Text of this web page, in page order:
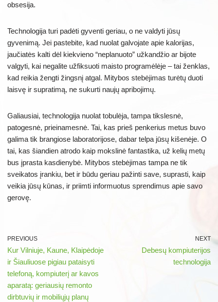
obsesija.
Technologija turi padėti gyventi geriau, o ne valdyti jūsų
gyvenimą. Jei pastebite, kad nuolat galvojate apie kalorijas,
jaučiatės kalti dėl kiekvieno “neplanuoto” užkandžio ar bijote
valgyti, kai negalite užfiksuoti maisto programėlėje – tai ženklas,
kad reikia žengti žingsnį atgal. Mitybos stebėjimas turėtų duoti
laisvę ir supratimą, ne sukurti naujų apribojimų.
Galiausiai, technologija nuolat tobulėja, tampa tikslesnė,
patogesnė, prieinamesnė. Tai, kas prieš penkerius metus buvo
galima tik brangiose laboratorijose, dabar telpa jūsų kišenėje. O
tai, kas šiandien atrodo kaip mokslinė fantastika, už kelių metų
bus įprasta kasdienybė. Mitybos stebėjimas tampa ne tik
sveikatos įrankiu, bet ir būdu geriau pažinti save, suprasti, kaip
veikia jūsų kūnas, ir priimti informuotus sprendimus apie savo
gerovę.
PREVIOUS
Kur Vilniuje, Kaune, Klaipėdoje
ir Šiauliuose pigiau pataisyti
telefoną, kompiuterį ar kavos
aparatą: geriausių remonto
dirbtuvių ir mobiliųjų planų
NEXT
Debesų kompiuterijos
technologija